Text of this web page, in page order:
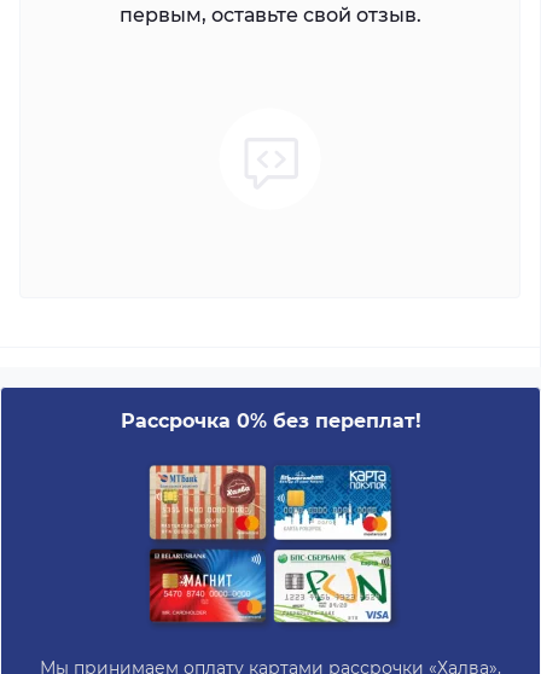
первым, оставьте свой отзыв.
Рассрочка 0% без переплат!
Мы принимаем оплату картами рассрочки «Халва»,